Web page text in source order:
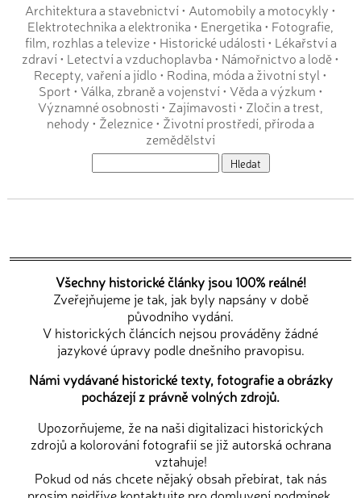
Architektura a stavebnictví• Automobily a motocykly •
Elektrotechnika a elektronika • Energetika • Fotografie,
film, rozhlas a televize• Historické události • Lékařství a
zdraví• Letectví a vzduchoplavba • Námořnictvo a lodě•
Recepty, vaření a jídlo • Rodina, móda a životní styl•
Sport • Válka, zbraně a vojenství• Věda a výzkum •
Významné osobnosti • Zajímavosti • Zločin a trest,
nehody • Železnice• Životní prostředí, příroda a
zemědělství
Všechny historické články jsou 100% reálné!
Zveřejňujeme je tak, jak byly napsány v době
původního vydání.
V historických článcích nejsou prováděny žádné
jazykové úpravy podle dnešního pravopisu.
Námi vydávané historické texty, fotografie a obrázky
pocházejí z právně volných zdrojů.
Upozorňujeme, že na naši digitalizaci historických
zdrojů a kolorování fotografií se již autorská ochrana
vztahuje!
Pokud od nás chcete nějaký obsah přebírat, tak nás